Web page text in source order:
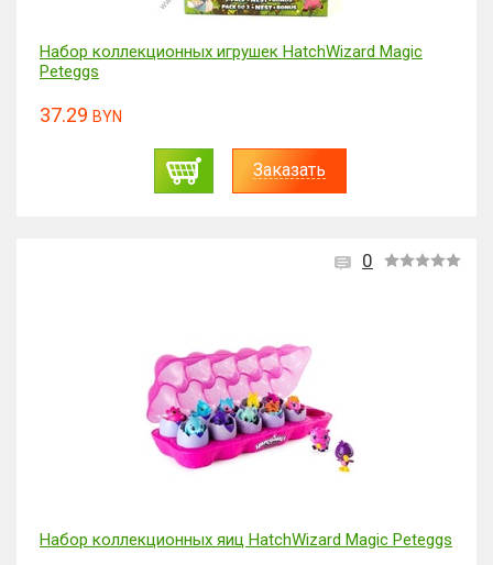
Набор коллекционных игрушек HatchWizard Magic
Peteggs
37.29 BYN
Заказать
0
Набор коллекционных яиц HatchWizard Magic Peteggs